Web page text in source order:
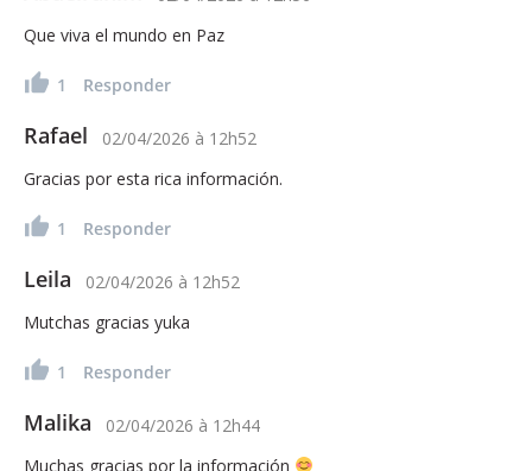
Que viva el mundo en Paz
1 Responder
Rafael 02/04/2026 à 12h52
Gracias por esta rica información.
1 Responder
Leila 02/04/2026 à 12h52
Mutchas gracias yuka
1 Responder
Malika 02/04/2026 à 12h44
Muchas gracias por la información